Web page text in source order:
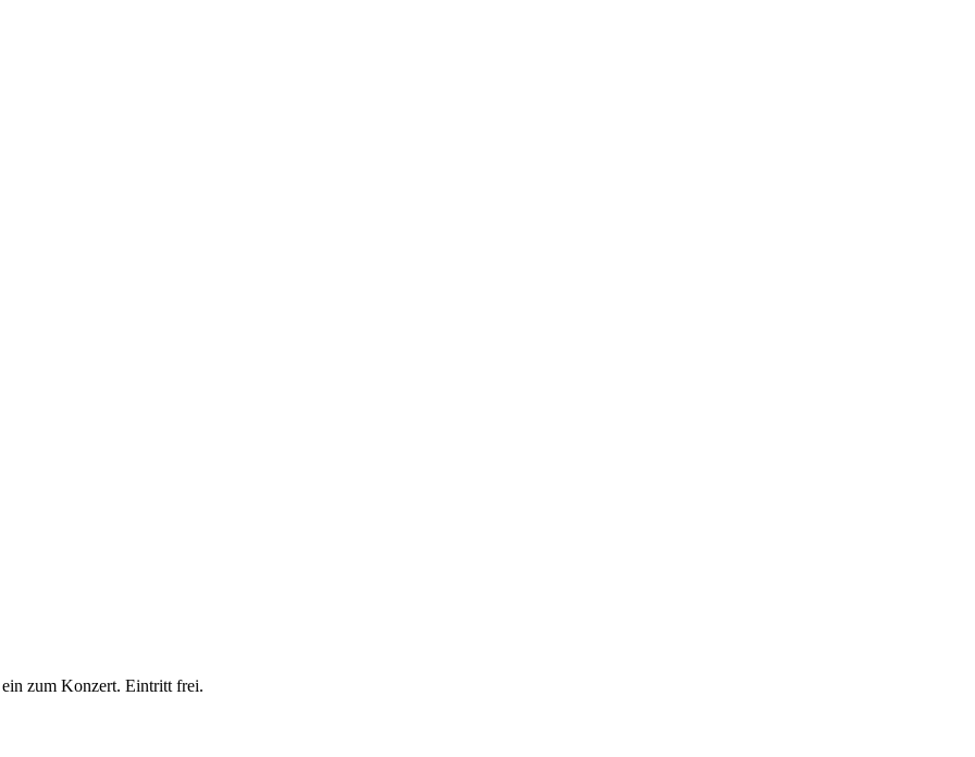
zum Konzert. Eintritt frei.